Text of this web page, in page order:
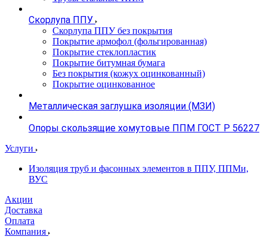
Скорлупа ППУ
Скорлупа ППУ без покрытия
Покрытие армофол (фольгированная)
Покрытие стеклопластик
Покрытие битумная бумага
Без покрытия (кожух оцинкованный)
Покрытие оцинкованное
Металлическая заглушка изоляции (МЗИ)
Опоры скользящие хомутовые ППМ ГОСТ Р 56227
Услуги
Изоляция труб и фасонных элементов в ППУ, ППМи,
ВУС
Акции
Доставка
Оплата
Компания